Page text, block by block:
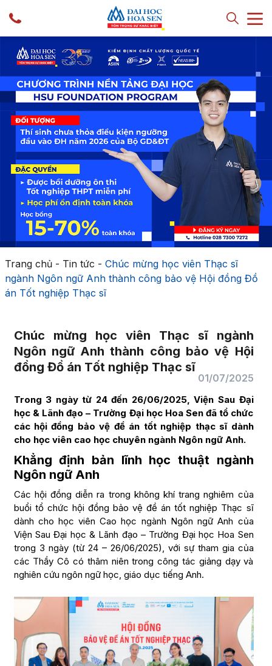
Trang chủ- Tin tức - Chúc mừng học viên Thạc sĩ
ngành Ngôn ngữ Anh thành công bảo vệ Hội đồng Đồ
án Tốt nghiệp Thạc sĩ
Chúc mừng học viên Thạc sĩ ngành
Ngôn ngữ Anh thành công bảo vệ Hội
đồng Đồ án Tốt nghiệp Thạc sĩ
01/07/2025
Trong 3 ngày từ 24 đến 26/06/2025, Viện Sau Đại
học & Lãnh đạo – Trường Đại học Hoa Sen đã tổ chức
các hội đồng bảo vệ đề án tốt nghiệp thạc sĩ dành
cho học viên cao học chuyên ngành Ngôn ngữ Anh.
Khẳng định bản lĩnh học thuật ngành
Ngôn ngữ Anh
Các hội đồng diễn ra trong không khí trang nghiêm của
buổi tổ chức hội đồng bảo vệ đề án tốt nghiệp Thạc sĩ
dành cho học viên Cao học ngành Ngôn ngữ Anh của
Viện Sau Đại học & Lãnh đạo – Trường Đại học Hoa Sen
trong 3 ngày (từ 24 – 26/06/2025), với sự tham gia của
các Thầy Cô có thâm niên trong công tác giảng dạy và
nghiên cứu ngôn ngữ học, giáo dục tiếng Anh.